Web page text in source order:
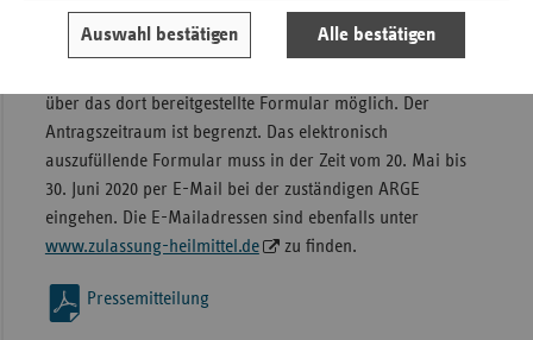
Auswahl bestätigen Alle bestätigen
Alle Infos zur Antragstellung sind auf dem zentralen
Internetportal der ARGEnwww.zulassung-heilmittel.de
über das dort bereitgestellte Formular möglich. Der
Antragszeitraum ist begrenzt. Das elektronisch
auszufüllende Formular muss in der Zeit vom 20. Mai bis
30. Juni 2020 per E-Mail bei der zuständigen ARGE
eingehen. Die E-Mailadressen sind ebenfalls unter
www.zulassung-heilmittel.de
zu finden.
Pressemitteilung